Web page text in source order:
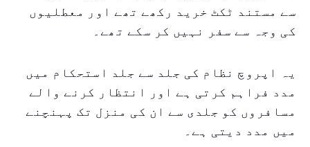
سے مستند ٹکٹ خرید رکھے تھے اور معطلیوں
کی وجہ سے سفر نہیں کر سکے تھے۔
یہ اپروچ نظام کی جلد سے جلد استحکام میں
مدد فراہم کرتی ہے اور انتظار کرنے والے
مسافروں کو جلدی سے ان کی منزل تک پہنچنے
میں مدد دیتی ہے۔